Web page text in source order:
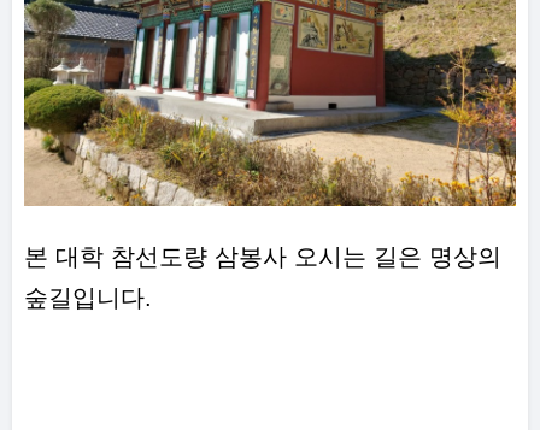
본 대학 참선도량 삼봉사 오시는 길은 명상의
숲길입니다.